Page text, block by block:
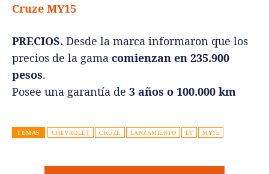
Cruze MY15
PRECIOS. Desde la marca informaron que los
precios de la gama comienzan en 235.900
pesos.
Posee una garantía de 3 años o 100.000 km
TEMAS CHEVROLET CRUZE LANZAMIENTO LT MY15